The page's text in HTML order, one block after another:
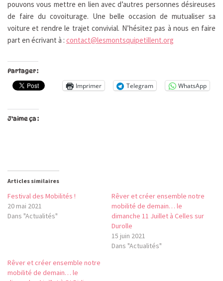
pouvons vous mettre en lien avec d’autres personnes désireuses
de faire du covoiturage. Une belle occasion de mutualiser sa
voiture et rendre le trajet convivial. N’hésitez pas à nous en faire
part en écrivant à : contact@lesmontsquipetillent.org
Partager :
Imprimer Telegram WhatsApp
J’aime ça :
Articles similaires
Festival des Mobilités !
20 mai 2021
Dans "Actualités"
Rêver et créer ensemble notre
mobilité de demain… le
dimanche 11 Juillet à Celles sur
Durolle
15 juin 2021
Dans "Actualités"
Rêver et créer ensemble notre
mobilité de demain… le